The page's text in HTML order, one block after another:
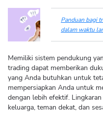
Panduan bagi
dalam waktu
Memiliki sistem pendukung
trading dapat memberikan
yang Anda butuhkan untuk
mempersiapkan Anda untuk
dengan lebih efektif.
keluarga, teman dekat, dan